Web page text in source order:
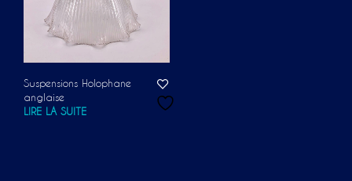
Suspensions Holophane
anglaise
LIRE LA SUITE